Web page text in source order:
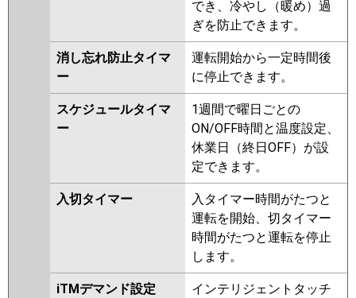
RPK-GP140RHNP1 RPK-
GP140RSHP6 RPK-GP140RSHP5
RPK-GP140RHNP
GP140RSHP4 RPK-AP140HNP9-
RPK-AP140HNP9
RPK-
GP140RSHP3
FDKV1405HPA5SA
FDKV1405HPA5S
パナソニック PA-P140K7KDBX
P140K7HDBX PA-P140K7KDB
PA-P140K7HDB PA-P140K7KD
PA-P140K7HD PA-P140K6KDB
PA-P140K6CDB PA-P140K6HDB
PA-P140K6KDA PA-P140K6HDA
でき、冷やし（暖め）過
ぎを防止できます。
消し忘れ防止タイマ
ー
運転開始から一定時間後
に停止できます。
スケジュールタイマ
ー
1週間で曜日ごとの
ON/OFF時間と温度設定、
休業日（終日OFF）が設
定できます。
入切タイマー
入タイマー時間がたつと
運転を開始、切タイマー
時間がたつと運転を停止
します。
iTMデマンド設定
インテリジェントタッチ